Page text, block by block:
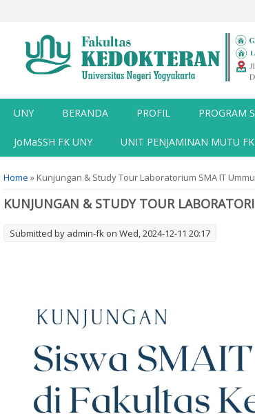
UNY BERANDA PROFIL PROGRAM
JoMaSSH FK UNY UNIT PENJAMINAN MUTU
You are here
Home » Kunjungan & Study Tour Laboratorium SMA IT
KUNJUNGAN & STUDY TOUR
Submitted by admin-fk on Wed, 2024-12-11 20:17